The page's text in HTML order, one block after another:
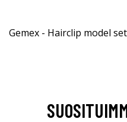
Gemex - Hairclip model